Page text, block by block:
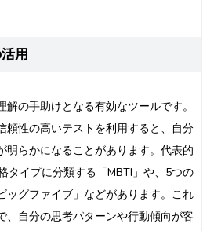
用
解の手助けとなる有効なツールです。
頼性の高いテストを利用すると、自分
明らかになることがあります。代表的
タイプに分類する「MBTI」や、5つの
ッグファイブ」などがあります。これ
、自分の思考パターンや行動傾向が客